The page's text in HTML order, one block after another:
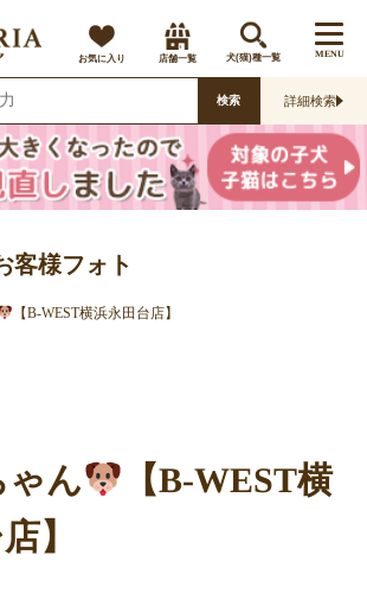
お気に入り 店舗一覧 犬(猫)種一覧 MENU
検索 詳細検索
客様フォト
【B-WEST横浜永田台店】
ん 【B-WEST横
】